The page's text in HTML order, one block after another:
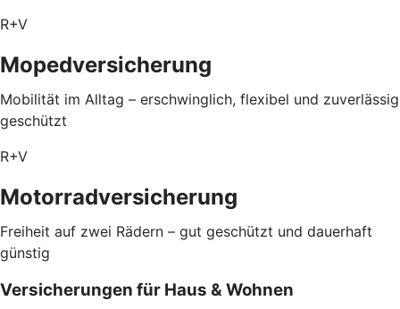
R+V
Mopedversicherung
Mobilität im Alltag – erschwinglich, flexibel und zuverlässig
geschützt
R+V
Motorradversicherung
Freiheit auf zwei Rädern – gut geschützt und dauerhaft
günstig
Versicherungen für Haus & Wohnen